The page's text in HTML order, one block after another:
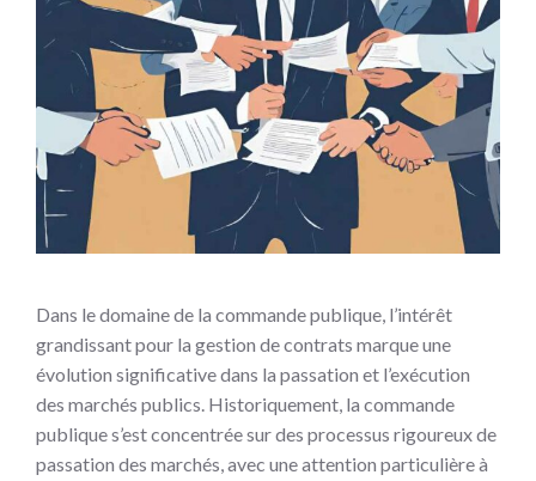
Dans le domaine de la commande publique, l’intérêt
grandissant pour la gestion de contrats marque une
évolution significative dans la passation et l’exécution
des marchés publics. Historiquement, la commande
publique s’est concentrée sur des processus rigoureux de
passation des marchés, avec une attention particulière à